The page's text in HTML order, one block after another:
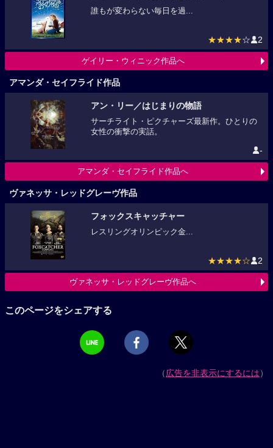
誰もが変わらない毎日を過...
★★★★☆ 2
ゲイリー・ウィニック作品へ
アマンダ・セイフライド作品
アン・リー／はじまりの物語
サーチライト・ピクチャーズ最新作。ひとりの
女性の衝撃の実話。
-
アマンダ・セイフライド作品へ
ヴァネッサ・レッドグレーヴ作品
フォックスキャッチャー
レスリングオリンピック金...
★★★★☆ 2
ヴァネッサ・レッドグレーヴ作品へ
このページをシェアする
（広告を非表示にするには）